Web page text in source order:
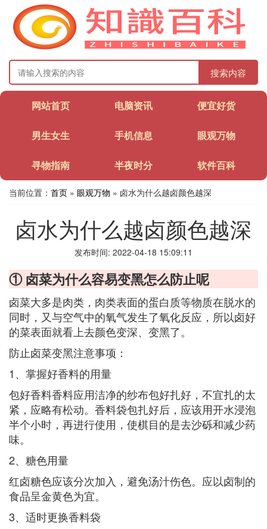
搜索内容
网站首页 电脑资讯 便宜好货
男生女生 手机信息 眼观万物
寻物指南 半夜时分 软件百科
当前位置： 首页 » 眼观万物 » 卤水为什么越卤颜色越深
卤水为什么越卤颜色越深
发布时间: 2022-04-18 15:09:11
① 卤菜为什么容易变黑怎么防止呢
卤菜大多是肉类，肉类表面的蛋白质等物质在脱水的
同时，又与空气中的氧气发生了氧化反应，所以卤好
的菜表面就看上去颜色变深、变黑了。
防止卤菜变黑注意事项：
1、掌握好香料的用量
包好香料香料应用洁净的纱布包好扎好，不宜扎的太
紧，应略有松动。香料袋包扎好后，应该用开水浸泡
半个小时，再进行使用，使棋目的是去沙砾和减少药
味。
2、糖色用量
红卤糖色应该分次加入，避免汤汁伤色。应以卤制的
食品呈金黄色为宜。
3、适时更换香料袋